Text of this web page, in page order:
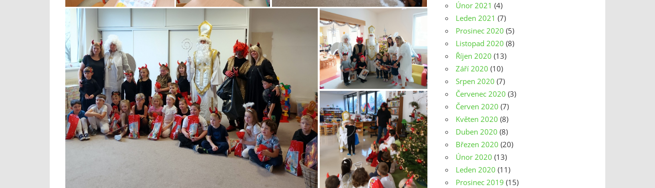
Únor 2021 (4)
Leden 2021 (7)
Prosinec 2020 (5)
Listopad 2020 (8)
Říjen 2020 (13)
Září 2020 (10)
Srpen 2020 (7)
Červenec 2020 (3)
Červen 2020 (7)
Květen 2020 (8)
Duben 2020 (8)
Březen 2020 (20)
Únor 2020 (13)
Leden 2020 (11)
Prosinec 2019 (15)